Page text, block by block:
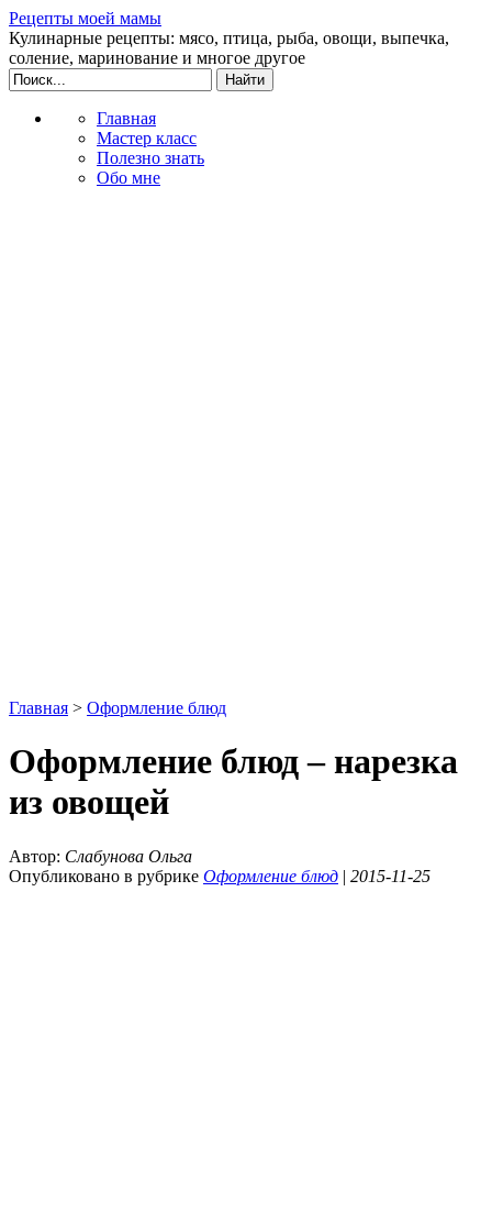
Рецепты моей мамы
Кулинарные рецепты: мясо, птица, рыба, овощи, выпечка,
соление, маринование и многое другое
Главная
Мастер класс
Полезно знать
Обо мне
Главная > Оформление блюд
Оформление блюд – нарезка
из овощей
Автор: Слабунова Ольга
Опубликовано в рубрике Оформление блюд | 2015-11-25